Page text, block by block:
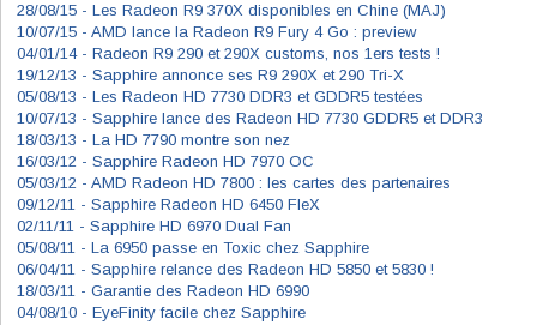
28/08/15 - Les Radeon R9 370X disponibles en Chine (MAJ)
10/07/15 - AMD lance la Radeon R9 Fury 4 Go : preview
04/01/14 - Radeon R9 290 et 290X customs, nos 1ers tests !
19/12/13 - Sapphire annonce ses R9 290X et 290 Tri-X
05/08/13 - Les Radeon HD 7730 DDR3 et GDDR5 testées
10/07/13 - Sapphire lance des Radeon HD 7730 GDDR5 et DDR3
18/03/13 - La HD 7790 montre son nez
16/03/12 - Sapphire Radeon HD 7970 OC
05/03/12 - AMD Radeon HD 7800 : les cartes des partenaires
09/12/11 - Sapphire Radeon HD 6450 FleX
02/11/11 - Sapphire HD 6970 Dual Fan
05/08/11 - La 6950 passe en Toxic chez Sapphire
06/04/11 - Sapphire relance des Radeon HD 5850 et 5830 !
18/03/11 - Garantie des Radeon HD 6990
04/08/10 - EyeFinity facile chez Sapphire